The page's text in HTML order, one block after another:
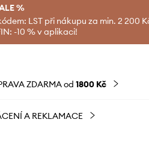
%
LST při nákupu za min. 2 200
-10 % v aplikaci!
ZDARMA od 1800 Kč
A REKLAMACE